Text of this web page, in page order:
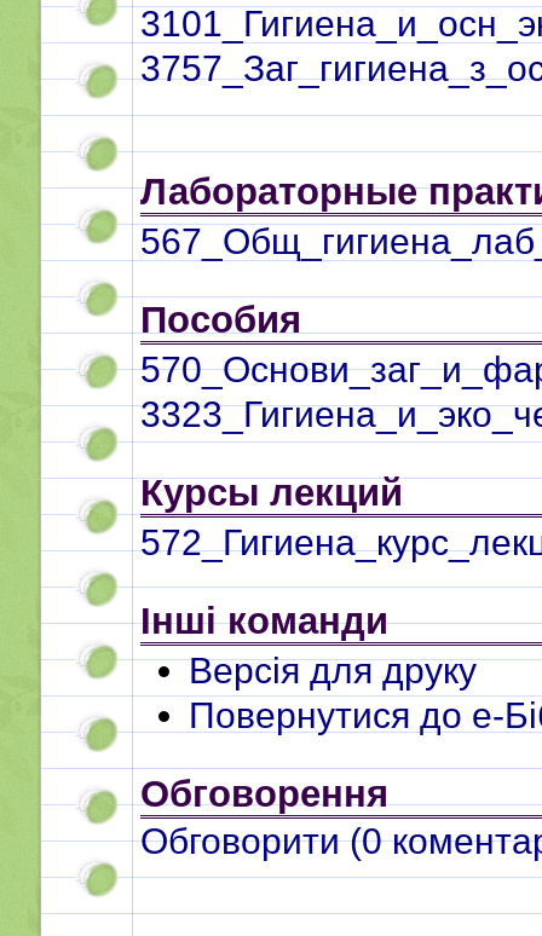
Лабораторные
Пособия
Курсы лекций
Інші команди
Версія для друку
Повернутися до e-
Обговорення
Обговорити (0